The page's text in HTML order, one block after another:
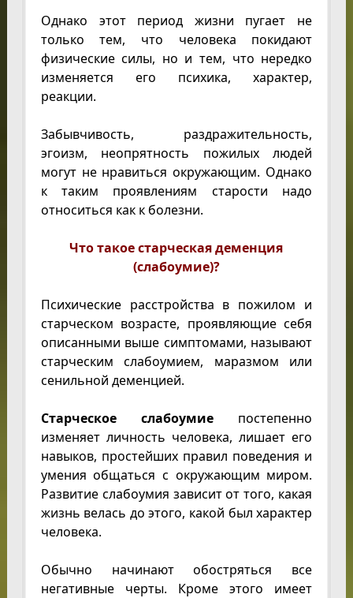
Однако этот период жизни пугает не
только тем, что человека покидают
физические силы, но и тем, что нередко
изменяется его психика, характер,
реакции.
Забывчивость, раздражительность,
эгоизм, неопрятность пожилых людей
могут не нравиться окружающим. Однако
к таким проявлениям старости надо
относиться как к болезни.
Что такое старческая деменция
(слабоумие)?
Психические расстройства в пожилом и
старческом возрасте, проявляющие себя
описанными выше симптомами, называют
старческим слабоумием, маразмом или
сенильной деменцией.
Старческое слабоумие постепенно
изменяет личность человека, лишает его
навыков, простейших правил поведения и
умения общаться с окружающим миром.
Развитие слабоумия зависит от того, какая
жизнь велась до этого, какой был характер
человека.
Обычно начинают обостряться все
негативные черты. Кроме этого имеет